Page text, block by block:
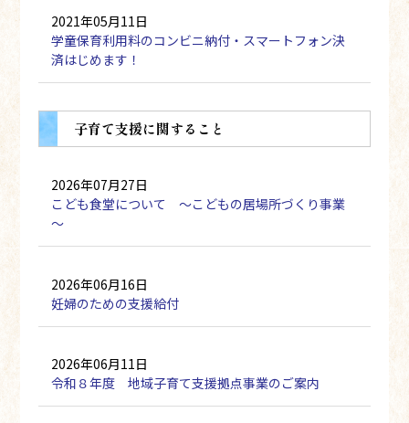
2021年05月11日
学童保育利用料のコンビニ納付・スマートフォン決
済はじめます！
子育て支援に関すること
2026年07月27日
こども食堂について ～こどもの居場所づくり事業
～
2026年06月16日
妊婦のための支援給付
2026年06月11日
令和８年度 地域子育て支援拠点事業のご案内